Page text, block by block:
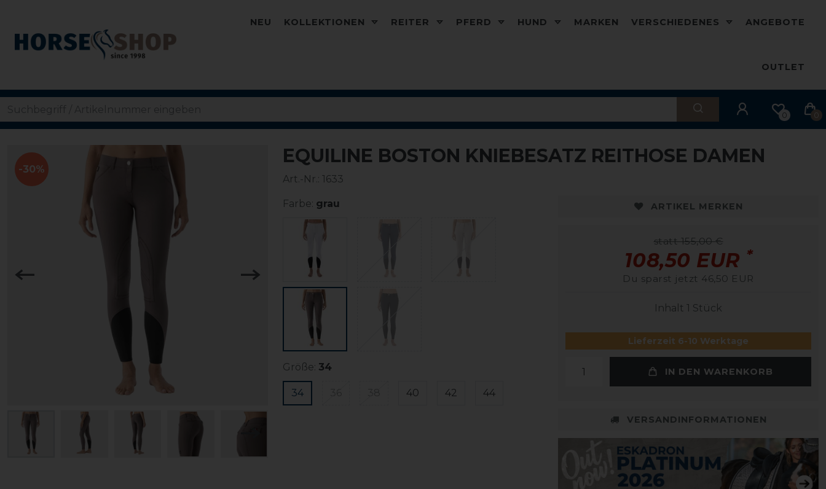
NEU KOLLEKTIONEN REITER PFERD HUND MARKEN VERSCHIEDENES ANGEBOTE
OUTLET
0 0
-30% -30%
EQUILINE BOSTON KNIEBESATZ REITHOSE DAMEN
Art.-Nr.: 1633
Farbe: grau
Größe: 34
34 40 42 44
ARTIKEL MERKEN
statt 155,00 €
108,50 EUR *
Du sparst jetzt 46,50 EUR
Inhalt 1 Stück
Lieferzeit 6-10 Werktage
IN DEN WARENKORB
VERSANDINFORMATIONEN